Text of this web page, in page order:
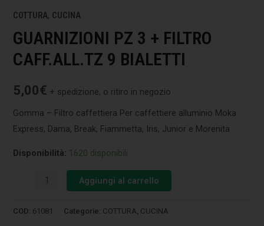
COTTURA, CUCINA
GUARNIZIONI PZ 3 + FILTRO
CAFF.ALL.TZ 9 BIALETTI
5,00€ + spedizione, o ritiro in negozio
Gomma – Filtro caffettiera Per caffettiere alluminio Moka
Express, Dama, Break, Fiammetta, Iris, Junior e Morenita
Disponibilità: 1620 disponibili
Aggiungi al carrello
COD: 61081 Categorie: COTTURA CUCINA